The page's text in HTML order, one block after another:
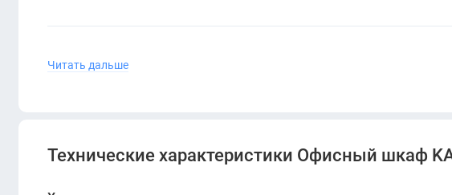
Характеристики
Материал:ЛДСП с защитным меламиновым покрытием
Читать дальше
Технические характеристики Офисный шкаф